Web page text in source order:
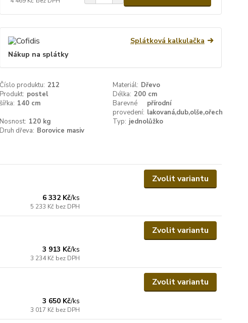
Splátková kalkulačka
Nákup na splátky
Číslo produktu: 212 Materiál: Dřevo
Produkt: postel Délka: 200 cm
šířka: 140 cm
Barevné
provedení:
přírodní
lakovaná,dub,olše,ořech
Nosnost: 120 kg Typ: jednolůžko
Druh dřeva: Borovice masiv
6 332 Kč/ks
5 233 Kč bez DPH
Zvolit variantu
3 913 Kč/ks
3 234 Kč bez DPH
Zvolit variantu
3 650 Kč/ks
3 017 Kč bez DPH
Zvolit variantu